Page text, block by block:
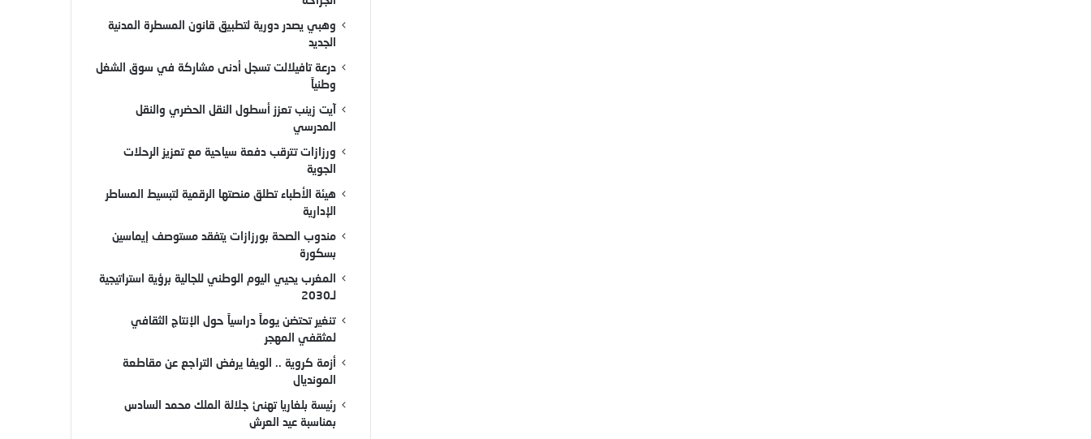
وهبي يصدر دورية لتطبيق قانون المسطرة المدنية
الجديد
درعة تافيلالت تسجل أدنى مشاركة في سوق الشغل
وطنياً
آيت زينب تعزز أسطول النقل الحضري والنقل
المدرسي
ورزازات تترقب دفعة سياحية مع تعزيز الرحلات
الجوية
هيئة الأطباء تطلق منصتها الرقمية لتبسيط المساطر
الإدارية
مندوب الصحة بورزازات يتفقد مستوصف إيماسين
بسكورة
المغرب يحيي اليوم الوطني للجالية برؤية استراتيجية
لـ2030
تنغير تحتضن يوماً دراسياً حول الإنتاج الثقافي
لمثقفي المهجر
أزمة كروية .. الويفا يرفض التراجع عن مقاطعة
المونديال
رئيسة بلغاريا تهنئ جلالة الملك محمد السادس
بمناسبة عيد العرش